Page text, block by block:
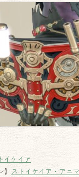
イケイア
】ストイケイア・アニマ